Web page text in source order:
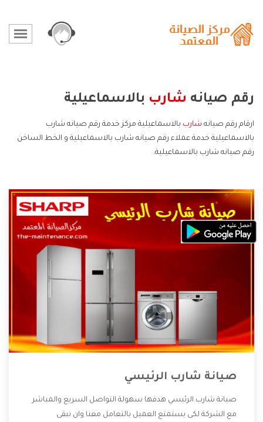
رقم صيانه شارب بالاسماعيلية
ارقام رقم صيانه شارب بالاسماعيلية مركز خدمة رقم صيانه شارب
بالاسماعيلية خدمة عملاء رقم صيانه شارب بالاسماعيلية و الخط الساخن
رقم صيانه شارب بالاسماعيلية.
صيانة شارب الرئيسي
صيانة شارب الرئيسي هدفها سهولة التواصل السريع والمباشر
مع الشركة لكى يستمتع العميل بالتعامل معنا وان نبقى